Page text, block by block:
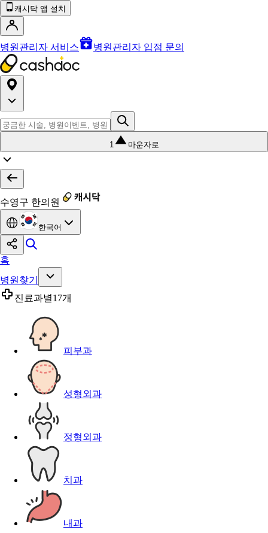
캐시닥 앱 설치
병원관리자 서비스 병원관리자 입점 문의
1 마운자로
수영구 한의원
한국어
홈
병원찾기
진료과별17개
피부과
성형외과
정형외과
치과
내과